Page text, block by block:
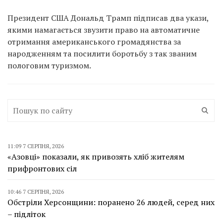
Президент США Дональд Трамп підписав два укази,
якими намагається звузити право на автоматичне
отримання американського громадянства за
народженням та посилити боротьбу з так званим
пологовим туризмом.
11:09 7 СЕРПНЯ, 2026
«Азовці» показали, як привозять хліб жителям
прифронтових сіл
10:46 7 СЕРПНЯ, 2026
Обстріли Херсонщини: поранено 26 людей, серед них
– підліток